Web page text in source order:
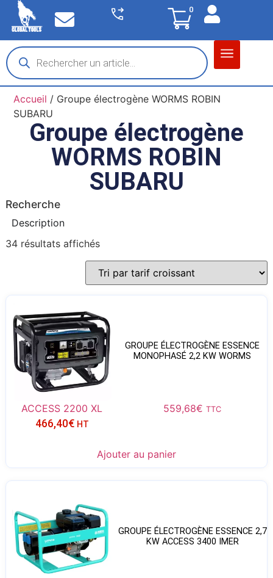
0
Accueil / Groupe électrogène WORMS ROBIN
SUBARU
Groupe électrogène
WORMS ROBIN
SUBARU
Recherche
Description
34 résultats affichés
GROUPE ÉLECTROGÈNE ESSENCE
MONOPHASÉ 2,2 KW WORMS
ACCESS 2200 XL 559,68€ TTC
466,40€ HT
Ajouter au panier
GROUPE ÉLECTROGÈNE ESSENCE 2,7
KW ACCESS 3400 IMER